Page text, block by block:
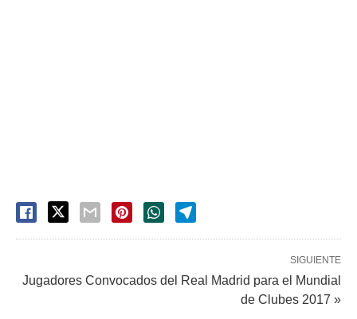
SIGUIENTE
Jugadores Convocados del Real Madrid para el Mundial
de Clubes 2017 »